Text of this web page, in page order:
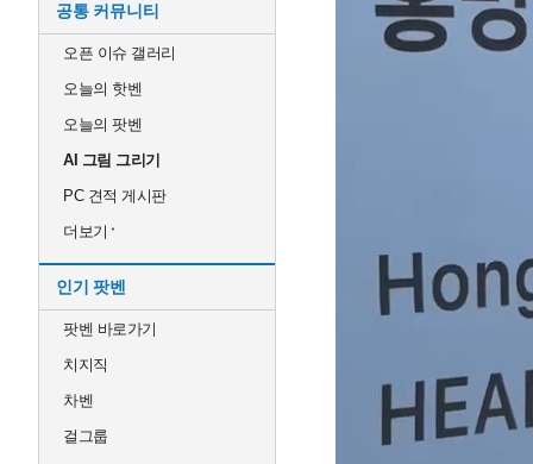
공통 커뮤니티
오픈 이슈 갤러리
오늘의 핫벤
오늘의 팟벤
AI 그림 그리기
PC 견적 게시판
더보기
인기 팟벤
팟벤 바로가기
치지직
차벤
걸그룹